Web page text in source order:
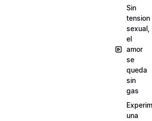
Sin
tension
sexual,
el
amor
se
queda
sin
gas
una